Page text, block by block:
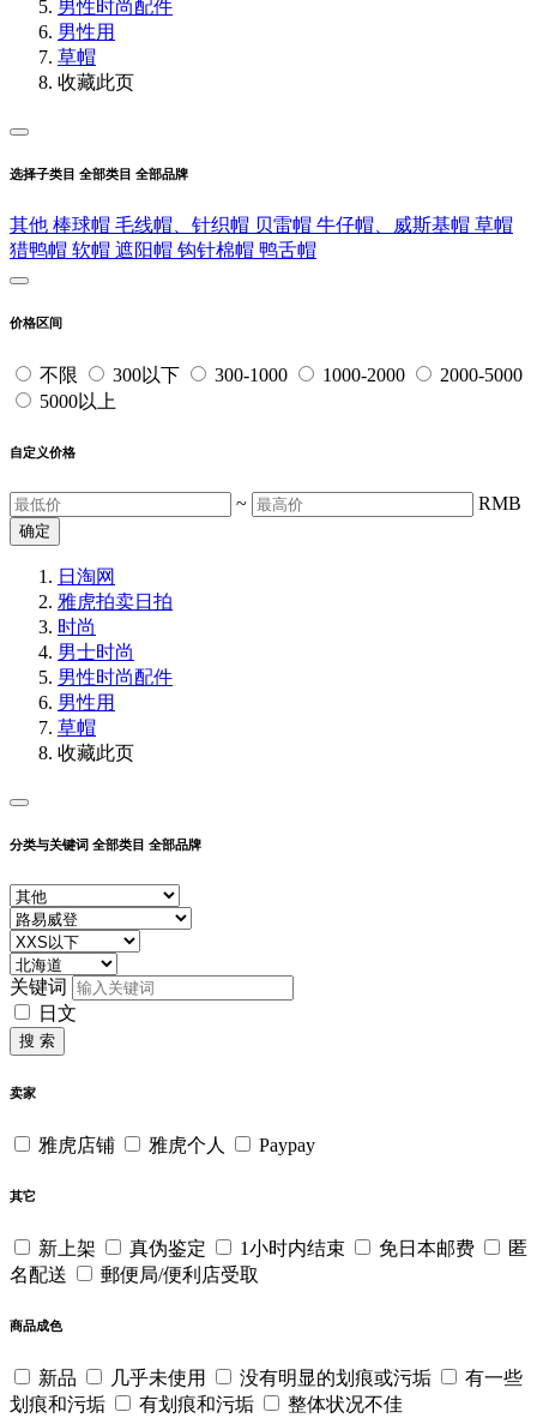
男性时尚配件
男性用
草帽
收藏此页
选择子类目 全部类目 全部品牌
其他 棒球帽 毛线帽、针织帽 贝雷帽 牛仔帽、威斯基帽 草帽
猎鸭帽 软帽 遮阳帽 钩针棉帽 鸭舌帽
价格区间
不限 300以下 300-1000 1000-2000
2000-5000
5000以上
自定义价格
~ RMB
确定
日淘网
雅虎拍卖日拍
时尚
男士时尚
男性时尚配件
男性用
草帽
收藏此页
分类与关键词 全部类目 全部品牌
关键词
日文
搜 索
卖家
雅虎店铺 雅虎个人 Paypay
其它
新上架 真伪鉴定 1小时内结束 免日本邮费
匿
名配送
郵便局/便利店受取
商品成色
新品 几乎未使用 没有明显的划痕或污垢
有一些
划痕和污垢
有划痕和污垢 整体状况不佳